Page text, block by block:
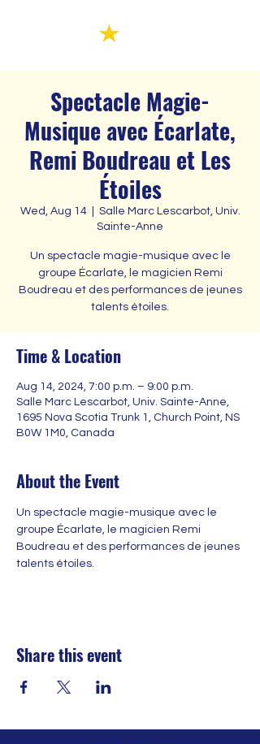
Spectacle Magie-
Musique avec Écarlate,
Remi Boudreau et Les
Étoiles
Wed, Aug 14
  |
Salle Marc Lescarbot, Univ.
Sainte-Anne
Un spectacle magie-musique avec le
groupe Écarlate, le magicien Remi
Boudreau et des performances de jeunes
talents étoiles.
Time & Location
Aug 14, 2024, 7:00 p.m. – 9:00 p.m.
Salle Marc Lescarbot, Univ. Sainte-Anne,
1695 Nova Scotia Trunk 1, Church Point, NS
B0W 1M0, Canada
About the Event
Un spectacle magie-musique avec le
groupe Écarlate, le magicien Remi
Boudreau et des performances de jeunes
talents étoiles.
Share this event